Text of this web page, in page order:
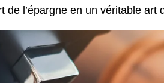
de l’épargne en un véritable art